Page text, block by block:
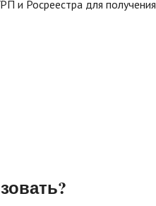
и Росреестра для получения